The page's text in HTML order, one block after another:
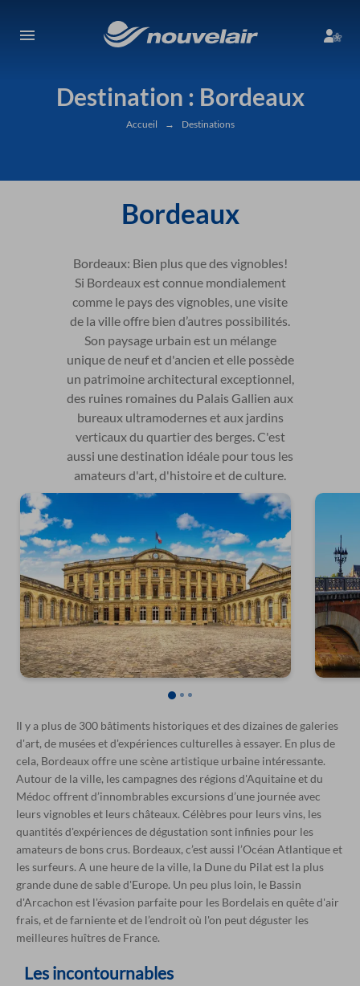
Destination : Bordeaux
Accueil → Destinations
Bordeaux
Bordeaux: Bien plus que des vignobles!
Si Bordeaux est connue mondialement
comme le pays des vignobles, une visite
de la ville offre bien d’autres possibilités.
Son paysage urbain est un mélange
unique de neuf et d'ancien et elle possède
un patrimoine architectural exceptionnel,
des ruines romaines du Palais Gallien aux
bureaux ultramodernes et aux jardins
verticaux du quartier des berges. C'est
aussi une destination idéale pour tous les
amateurs d'art, d'histoire et de culture.
Il y a plus de 300 bâtiments historiques et des dizaines de galeries
d'art, de musées et d'expériences culturelles à essayer. En plus de
cela, Bordeaux offre une scène artistique urbaine intéressante.
Autour de la ville, les campagnes des régions d'Aquitaine et du
Médoc offrent d’innombrables excursions d’une journée avec
leurs vignobles et leurs châteaux. Célèbres pour leurs vins, les
quantités d'expériences de dégustation sont infinies pour les
amateurs de bons crus. Bordeaux, c’est aussi l’Océan Atlantique et
les surfeurs. A une heure de la ville, la Dune du Pilat est la plus
grande dune de sable d'Europe. Un peu plus loin, le Bassin
d'Arcachon est l'évasion parfaite pour les Bordelais en quête d'air
frais, et de farniente et de l’endroit où l'on peut déguster les
meilleures huîtres de France.
Les incontournables